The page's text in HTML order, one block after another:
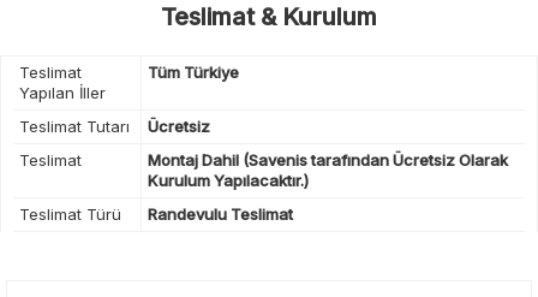
Teslimat & Kurulum
Teslimat
Yapılan İller
Tüm Türkiye
Teslimat Tutarı
Ücretsiz
Teslimat
Montaj Dahil (Savenis tarafından Ücretsiz Olarak
Kurulum Yapılacaktır.)
Teslimat Türü
Randevulu Teslimat